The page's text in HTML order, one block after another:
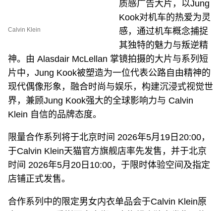
Calvin Klein
质感广告大片，以Jung
Kook对机车的热爱为灵
感，通过机车概念捕捉
其独特的魅力与叛逆精
神。由 Alasdair McLellan 掌镜拍摄的大片与系列短
片中，Jung Kook被塑造为一位代表公路自由精神的
现代偶像形象，融合时尚与娱乐，构建沉浸式视觉世
界，兼顾Jung Kook强大的全球影响力与 Calvin
Klein 自信的品牌态度。
限量合作系列将于北京时间 2026年5月19日20:00，
于Calvin Klein天猫官方旗舰店率先发售，并于北京
时间 2026年5月20日10:00，于限时体验空间及指定
店铺正式发售。
合作系列中的限定男女内衣单品会于Calvin Klein原